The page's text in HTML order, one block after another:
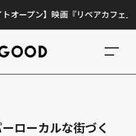
】映画『リペアカフェ』、上映
ローカルな街づく